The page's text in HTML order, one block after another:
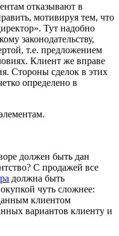
отказывают в
мотивируя тем, что
Тут надобно
законодательству,
т.е. предложением
Клиент же вправе
Стороны сделок в этих
определено в
должен быть дан
С продажей все
должна быть
чуть сложнее:
клиентом
вариантов клиенту и